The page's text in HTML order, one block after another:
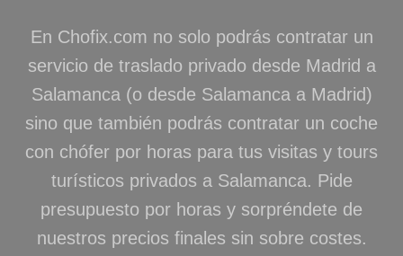
En Chofix.com no solo podrás contratar un
servicio de traslado privado desde Madrid a
Salamanca (o desde Salamanca a Madrid)
sino que también podrás contratar un coche
con chófer por horas para tus visitas y tours
turísticos privados a Salamanca. Pide
presupuesto por horas y sorpréndete de
nuestros precios finales sin sobre costes.